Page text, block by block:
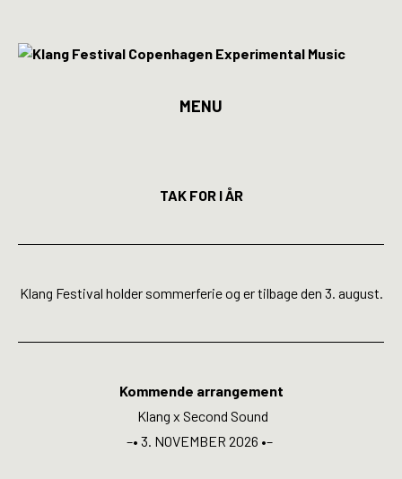
MENU
Billetter
Kunstnere
Spillesteder
INFO
Open Calls
TAK FOR I ÅR
Klang Festival holder sommerferie og er tilbage den 3. august.
Kommende arrangement
Klang x Second Sound
–• 3. NOVEMBER 2026 •–